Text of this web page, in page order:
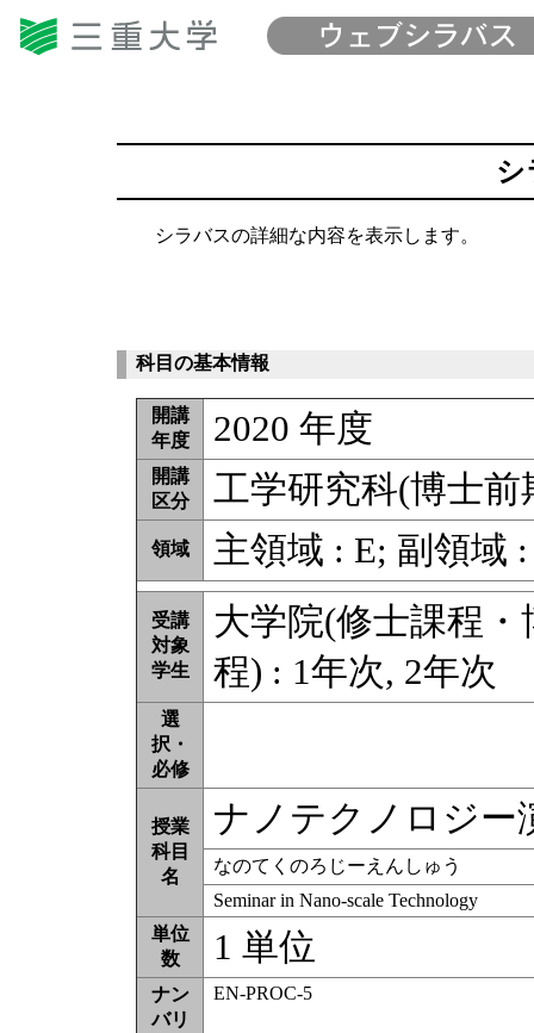
シ
シラバスの詳細な内容を表示します。
科目の基本情報
開講
年度
2020 年度
開講
区分
工学研究科(博士
領域 主領域 : E; 副領域 :
受講
対象
学生
大学院(修士課程
程) : 1年次, 2年次
選
択・
必修
授業
科目
名
ナノテクノロジー
なのてくのろじーえんしゅう
Seminar in Nano-scale Technology
単位
数
1 単位
ナン
バリ
EN-PROC-5